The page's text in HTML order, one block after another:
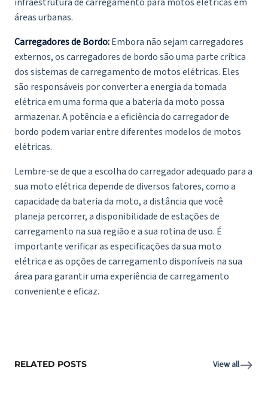
áreas urbanas.
Carregadores de Bordo:Embora não sejam carregadores
externos, os carregadores de bordo são uma parte crítica
dos sistemas de carregamento de motos elétricas. Eles
são responsáveis por converter a energia da tomada
elétrica em uma forma que a bateria da moto possa
armazenar. A potência e a eficiência do carregador de
bordo podem variar entre diferentes modelos de motos
elétricas.
Lembre-se de que a escolha do carregador adequado para a
sua moto elétrica depende de diversos fatores, como a
capacidade da bateria da moto, a distância que você
planeja percorrer, a disponibilidade de estações de
carregamento na sua região e a sua rotina de uso. É
importante verificar as especificações da sua moto
elétrica e as opções de carregamento disponíveis na sua
área para garantir uma experiência de carregamento
conveniente e eficaz.
RELATED POSTS View all